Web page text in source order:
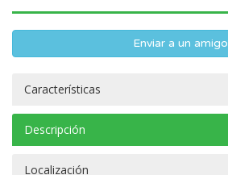
Enviar a un amigo
Características
Descripción
Localización